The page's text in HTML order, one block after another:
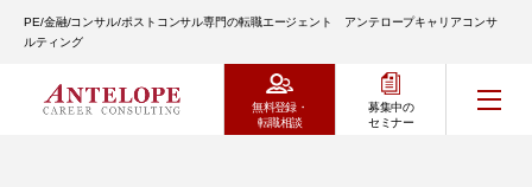
PE/金融/コンサル/ポストコンサル専門の転職エージェント アンテロープキャリアコンサ
ルティング
無料登録・
転職相談
募集中の
セミナー